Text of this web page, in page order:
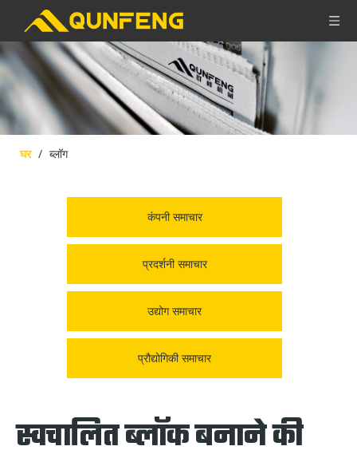
घर / ब्लॉग
कंपनी समाचार
प्रदर्शनी समाचार
उद्योग समाचार
प्रौद्योगिकी समाचार
स्वचालित ब्लॉक बनाने की